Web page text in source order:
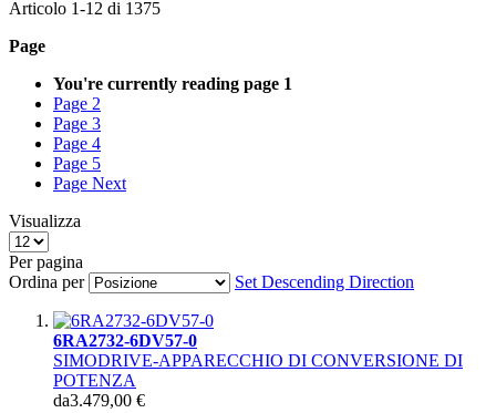
Articolo 1-12 di 1375
Page
You're currently reading page 1
Page 2
Page 3
Page 4
Page 5
Page Next
Visualizza
Per pagina
Ordina per
Set Descending Direction
6RA2732-6DV57-0
SIMODRIVE-APPARECCHIO DI CONVERSIONE DI
POTENZA
da3.479,00 €